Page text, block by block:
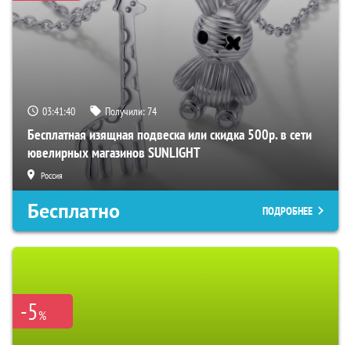
03:41:39 Получили:74
Бесплатная изящная подвеска или скидка 500р. в сети
ювелирных магазинов SUNLIGHT
Россия
Бесплатно ПОДРОБНЕЕ
-5%